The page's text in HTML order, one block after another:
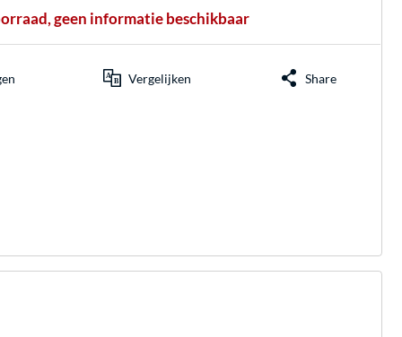
geen informatie beschikbaar
Vergelijken Share